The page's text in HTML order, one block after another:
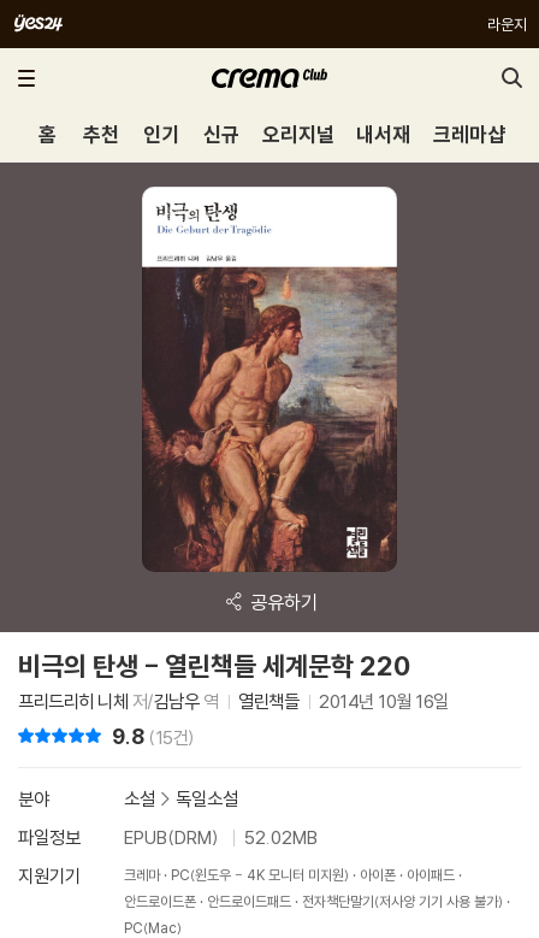
라운지
홈 추천 인기 신규 오리지널 내서재 크레마샵
공유하기
비극의 탄생 - 열린책들 세계문학 220
프리드리히 니체 저/김남우역 열린책들 2014년 10월 16일
9.8 (15건)
분야 소설 > 독일소설
파일정보
EPUB(DRM)
52.02MB
지원기기
크레마 PC(윈도우 - 4K 모니터 미지원) 아이폰
아이패드
안드로이드폰
안드로이드패드
전자책단말기(저사양 기기 사용 불가)
PC(Mac)